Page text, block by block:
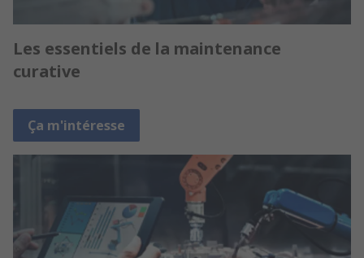
Les essentiels de la maintenance
curative
Ça m'intéresse